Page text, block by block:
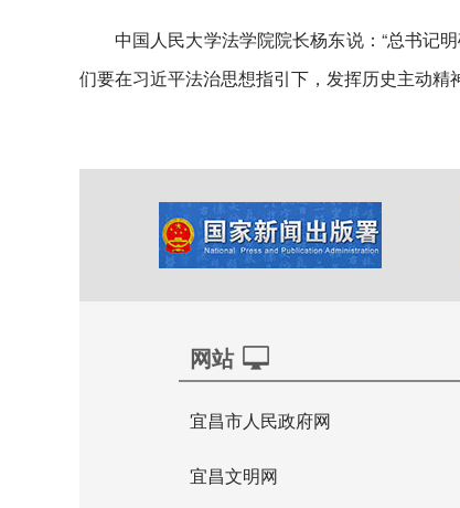
中国人民大学法学院院长杨东说：“总书记
们要在习近平法治思想指引下，发挥历史主动
网站
宜昌市人民政府网
宜昌文明网